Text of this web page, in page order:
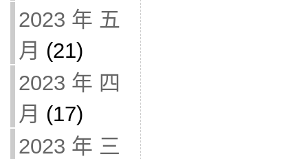
2023 年 五
月 (21)
2023 年 四
月 (17)
2023 年 三